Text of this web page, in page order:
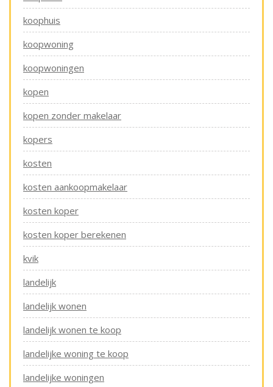
koophuis
koopwoning
koopwoningen
kopen
kopen zonder makelaar
kopers
kosten
kosten aankoopmakelaar
kosten koper
kosten koper berekenen
kvik
landelijk
landelijk wonen
landelijk wonen te koop
landelijke woning te koop
landelijke woningen